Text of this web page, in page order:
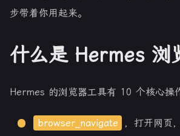
步带着你用起来。
什么是 Hermes 浏
Hermes 的浏览器工具有 10 个核心操
browser_navigate
，打开网页